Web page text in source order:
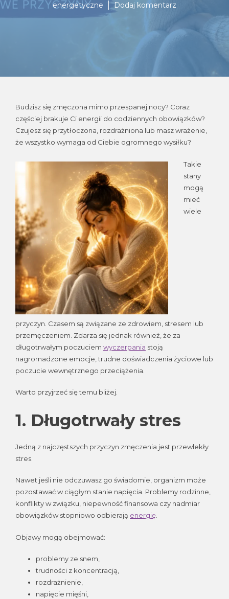
energetyczne
Dodaj komentarz
Czujesz
wyczerpana
możliwe
Budzisz się zmęczona mimo przespanej nocy? Coraz
częściej brakuje Ci energii do codziennych obowiązków?
Czujesz się przytłoczona, rozdrażniona lub masz wrażenie,
że wszystko wymaga od Ciebie ogromnego wysiłku?
Takie
stany
mogą
mieć
wiele
przyczyn. Czasem są związane ze zdrowiem, stresem lub
przemęczeniem. Zdarza się jednak również, że za
długotrwałym poczuciem wyczerpania stoją
nagromadzone emocje, trudne doświadczenia życiowe lub
poczucie wewnętrznego przeciążenia.
Warto przyjrzeć się temu bliżej.
1. Długotrwały stres
Jedną z najczęstszych przyczyn zmęczenia jest przewlekły
stres.
Nawet jeśli nie odczuwasz go świadomie, organizm może
pozostawać w ciągłym stanie napięcia. Problemy rodzinne,
konflikty w związku, niepewność finansowa czy nadmiar
obowiązków stopniowo odbierają energię
Objawy mogą obejmować:
problemy ze snem,
trudności z koncentracją,
rozdrażnienie,
napięcie mięśni,